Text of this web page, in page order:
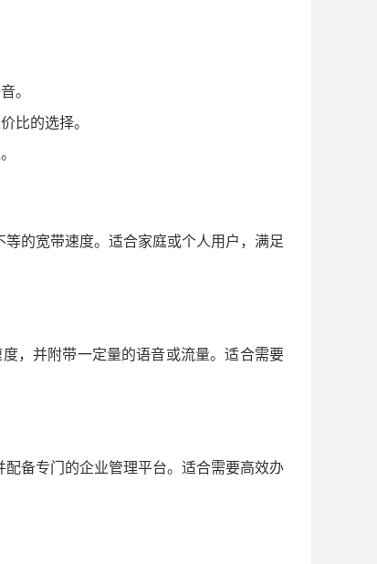
。
比的选择。
的宽带速度。适合家庭或个人用户，满足
，并附带一定量的语音或流量。适合需要
备专门的企业管理平台。适合需要高效办